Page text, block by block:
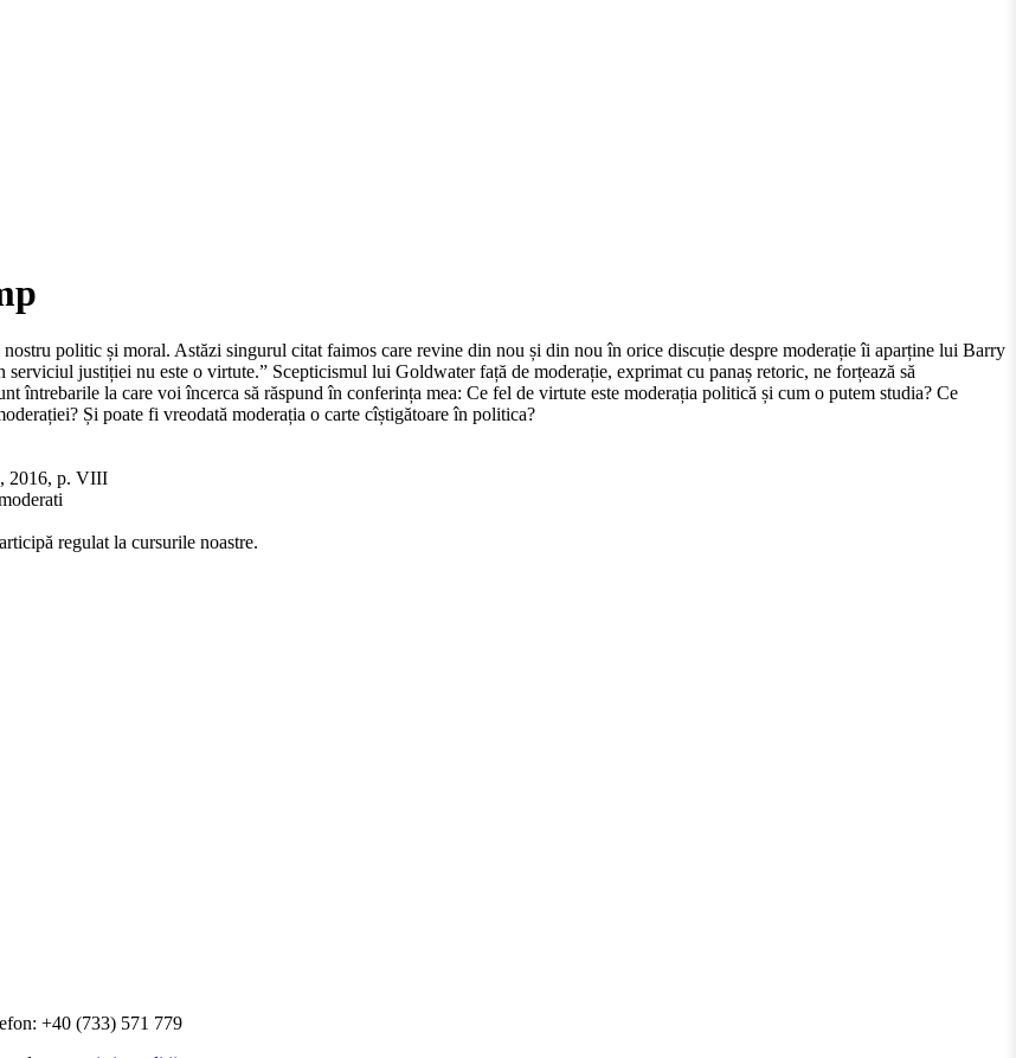
politic și moral. Astăzi singurul citat faimos care revine din nou și din nou în orice discuție despre moderație îi aparține lui Barry
justiției nu este o virtute.” Scepticismul lui Goldwater față de moderație, exprimat cu panaș retoric, ne forțează să
întrebarile la care voi încerca să răspund în conferința mea: Ce fel de virtute este moderația politică și cum o putem studia? Ce
Și poate fi vreodată moderația o carte cîștigătoare în politica?
2016, p. VIII
regulat la cursurile noastre.
+40 (733) 571 779